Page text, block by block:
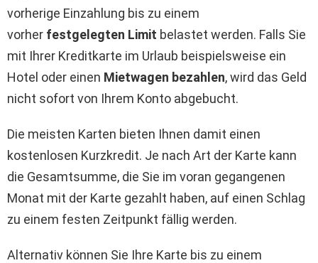
vorherige Einzahlung bis zu einem
vorher festgelegten Limit belastet werden. Falls Sie
mit Ihrer Kreditkarte im Urlaub beispielsweise ein
Hotel oder einen Mietwagen bezahlen, wird das Geld
nicht sofort von Ihrem Konto abgebucht.
Die meisten Karten bieten Ihnen damit einen
kostenlosen Kurzkredit. Je nach Art der Karte kann
die Gesamtsumme, die Sie im voran gegangenen
Monat mit der Karte gezahlt haben, auf einen Schlag
zu einem festen Zeitpunkt fällig werden.
Alternativ können Sie Ihre Karte bis zu einem